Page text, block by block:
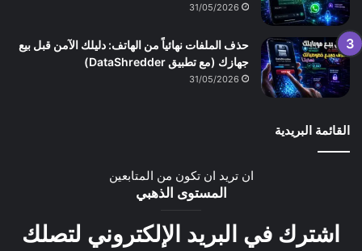
31/05/2026
حذف الملفات نهائياً من الهاتف: دليلك الآمن قبل بيع
جهازك (مع تطبيق DataShredder)
31/05/2026
القائمة البريدية
ان تريد ان تكون من المتابعين
المستوى الذهبي
اشترك في البريد الإلكتروني لتصلك